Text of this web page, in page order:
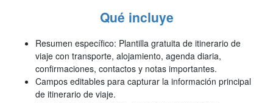
Qué incluye
Resumen específico: Plantilla gratuita de itinerario de
viaje con transporte, alojamiento, agenda diaria,
confirmaciones, contactos y notas importantes.
Campos editables para capturar la información principal
de itinerario de viaje.